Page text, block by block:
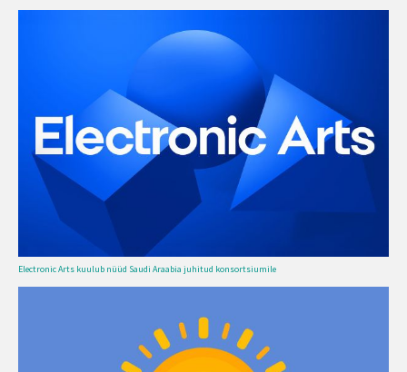
Electronic Arts kuulub nüüd Saudi Araabia juhitud konsortsiumile